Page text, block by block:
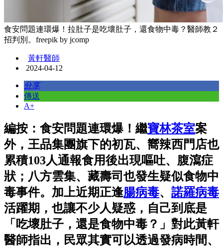
食安問題連環爆！拉肚子是吃壞肚子，還食物中毒？醫師教２
招判別。freepik by jcomp
黃軒醫師
2024-04-12
分享
傳送
A+
編按：食安問題連環爆！繼寶林茶室案
外，王品集團旗下的初瓦、嚮辣西門店也
累積103人通報食用後出現嘔吐、腹瀉症
狀；八方雲集、藏壽司也發生疑似食物中
毒事件。加上近期正逢腸病毒、 諾羅病毒
活躍期，也讓不少人疑惑，自己到底是
「吃壞肚子，還是食物中毒？」對此黃軒
醫師指出，民眾其實可以透過發病時間、